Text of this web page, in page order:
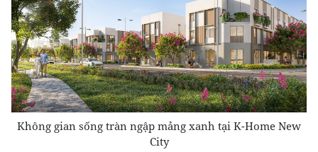
Không gian sống tràn ngập mảng xanh tại K-Home New
City